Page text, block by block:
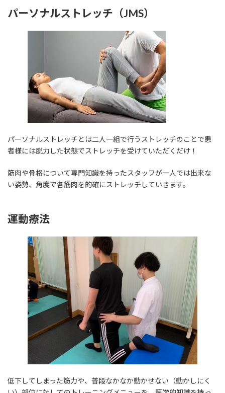
パーソナルストレッチ（JMS）
パーソナルストレッチとは二人一組で行うストレッチのことで患
者様には脱力した状態でストレッチを受けていただくだけ！
筋肉や骨格について専門知識を持ったスタッフが一人では出来な
い姿勢、角度で各筋肉を的確にストレッチしていきます。
運動療法
低下してしまった筋力や、普段なかなか動かせない（動かしにく